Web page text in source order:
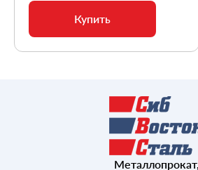
Купить
Металлопрокат,